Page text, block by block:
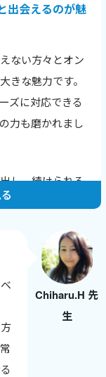
出会えるのが魅
ない方々とオン
きな魅力です。
ズに対応できる
力も磨かれまし
し、続けられる
。
ことで、やる気
にしています。
アップなど、成
番のやりがいで
数が数字で見え
Chiharu.H 先
生